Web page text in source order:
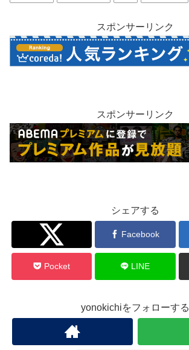
スポンサーリンク
スポンサーリンク
シェアする
Twitter Facebook
Pocket LINE
yonokichiをフォローする